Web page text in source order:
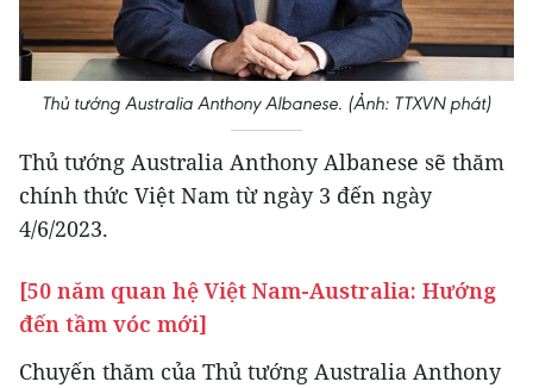
Thủ tướng Australia Anthony Albanese. (Ảnh: TTXVN phát)
Thủ tướng Australia Anthony Albanese sẽ thăm
chính thức Việt Nam từ ngày 3 đến ngày
4/6/2023.
[50 năm quan hệ Việt Nam-Australia: Hướng
đến tầm vóc mới]
Chuyến thăm của Thủ tướng Australia Anthony